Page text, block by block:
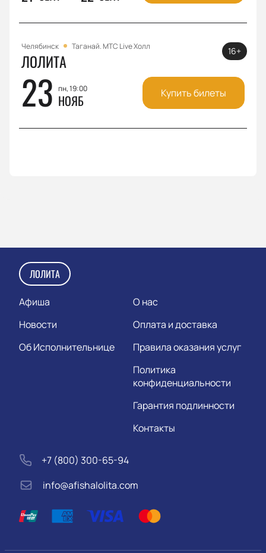
Челябинск Таганай. МТС Live Холл
ЛОЛИТА
23 пн, 19:00
НОЯБ
16+
Купить билеты
ЛОЛИТА
Афиша
Новости
Об Исполнительнице
О нас
Оплата и доставка
Правила оказания услуг
Политика
конфиденциальности
Гарантия подлинности
Контакты
+7 (800) 300-65-94
info@afishalolita.com